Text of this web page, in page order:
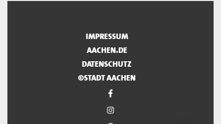
IMPRESSUM
AACHEN.DE
DATENSCHUTZ
©STADT AACHEN